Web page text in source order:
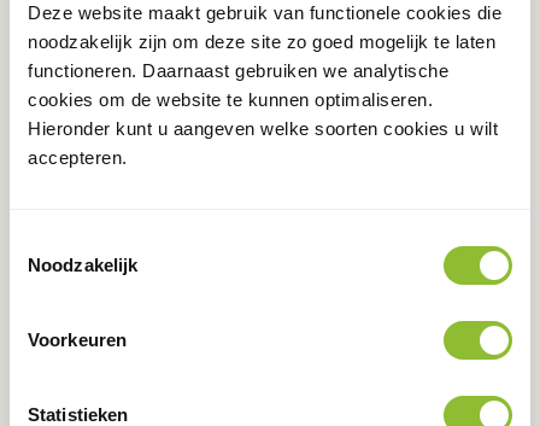
Deze website maakt gebruik van functionele cookies die
noodzakelijk zijn om deze site zo goed mogelijk te laten
functioneren. Daarnaast gebruiken we analytische
cookies om de website te kunnen optimaliseren.
Hieronder kunt u aangeven welke soorten cookies u wilt
accepteren.
Noodzakelijk
Voorkeuren
Statistieken
Onze digitale kaarten
Kaart doorlopende leerroutes